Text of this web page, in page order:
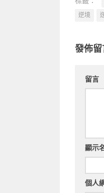
逆境
發佈留
留言
顯示
個人